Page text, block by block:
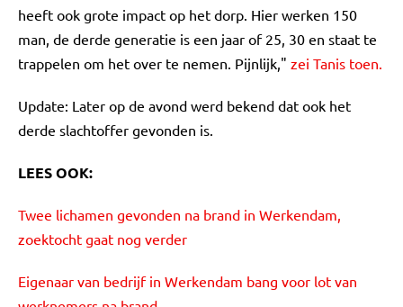
heeft ook grote impact op het dorp. Hier werken 150
man, de derde generatie is een jaar of 25, 30 en staat te
trappelen om het over te nemen. Pijnlijk," zei Tanis toen.
Update: Later op de avond werd bekend dat ook het
derde slachtoffer gevonden is.
LEES OOK:
Twee lichamen gevonden na brand in Werkendam,
zoektocht gaat nog verder
Eigenaar van bedrijf in Werkendam bang voor lot van